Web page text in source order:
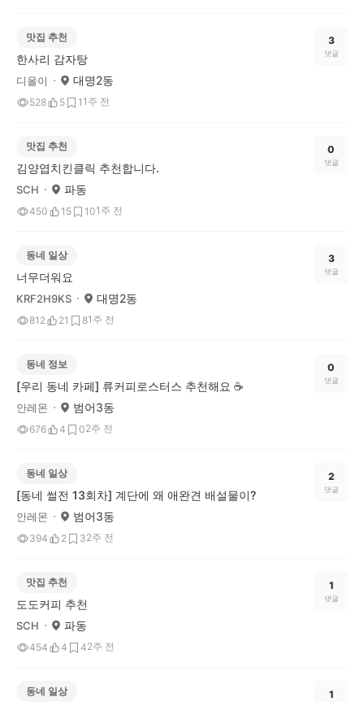
맛집 추천
한사리 감자탕
디올이 대명2동
528 5 1 1주 전
3
댓글
맛집 추천
김양엽치킨클릭 추천합니다.
SCH 파동
450 15 101주 전
0
댓글
동네 일상
너무더워요
KRF2H9KS 대명2동
812 21 81주 전
3
댓글
동네 정보
[우리 동네 카페] 류커피로스터스 추천해요 ☕️
안레몬 범어3동
676 4 02주 전
0
댓글
동네 일상
[동네 썰전 13회차] 계단에 왜 애완견 배설물이?
안레몬 범어3동
394 2 32주 전
2
댓글
맛집 추천
도도커피 추천
SCH 파동
454 4 42주 전
1
댓글
동네 일상 1